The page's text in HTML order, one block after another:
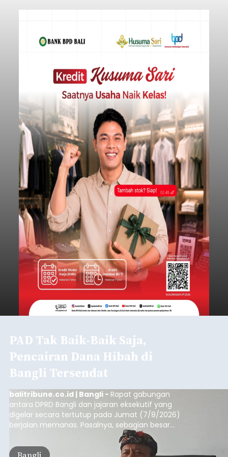
PAD Tak Baik-Baik Saja,
Pencairan Dana Hibah di
Bangli Tersendat
balitribune.co.id | Bangli - Rapat gabungan
antara DPRD Bangli dan jajaran eksekutif yang
digelar secara tertutup pada Jumat (7/8/2026)
berjalan memanas. Pasalnya, sebagian besar
dana hibah yang bersumber dari pokok-pokok
pikiran (pokok-pokok pikiran/pokir) dewan hasil